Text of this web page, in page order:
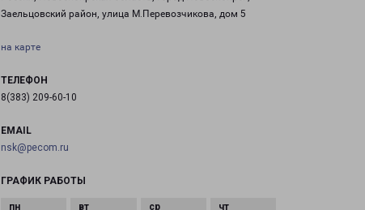
Заельцовский район, улица М.Перевозчикова, дом 5
на карте
ТЕЛЕФОН
8(383) 209-60-10
EMAIL
nsk@pecom.ru
ГРАФИК РАБОТЫ